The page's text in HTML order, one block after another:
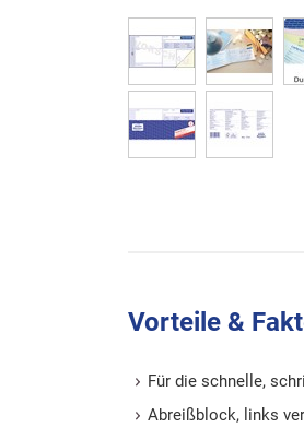
Vorteile &
Für die schnelle,
Abreißblock, links